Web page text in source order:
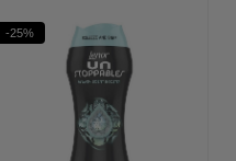
-25%